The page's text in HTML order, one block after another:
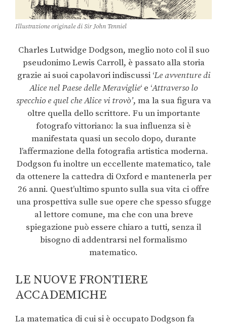
Illustrazione originale di Sir John Tenniel
Charles Lutwidge Dodgson, meglio noto col il suo
pseudonimo Lewis Carroll, è passato alla storia
grazie ai suoi capolavori indiscussi ‘Le avventure di
Alice nel Paese delle Meraviglie‘ e ‘Attraverso lo
specchio e quel che Alice vi trovò’, ma la sua figura va
oltre quella dello scrittore. Fu un importante
fotografo vittoriano: la sua influenza si è
manifestata quasi un secolo dopo, durante
l’affermazione della fotografia artistica moderna.
Dodgson fu inoltre un eccellente matematico, tale
da ottenere la cattedra di Oxford e mantenerla per
26 anni. Quest’ultimo spunto sulla sua vita ci offre
una prospettiva sulle sue opere che spesso sfugge
al lettore comune, ma che con una breve
spiegazione può essere chiaro a tutti, senza il
bisogno di addentrarsi nel formalismo
matematico.
LE NUOVE FRONTIERE
ACCADEMICHE
La matematica di cui si è occupato Dodgson fa